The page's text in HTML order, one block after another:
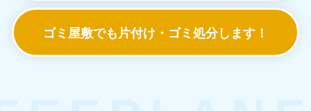
ゴミ屋敷でも 片付け・ゴミ処分します！